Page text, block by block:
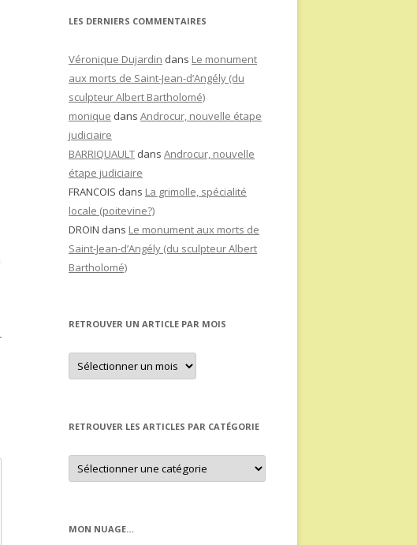
LES DERNIERS COMMENTAIRES
Véronique Dujardin dans Le monument
aux morts de Saint-Jean-d’Angély (du
sculpteur Albert Bartholomé)
monique dans Androcur, nouvelle étape
judiciaire
BARRIQUAULT dans Androcur, nouvelle
étape judiciaire
FRANCOIS dans La grimolle, spécialité
locale (poitevine?)
DROIN dans Le monument aux morts de
Saint-Jean-d’Angély (du sculpteur Albert
Bartholomé)
RETROUVER UN ARTICLE PAR MOIS
Retrouver
un
article
RETROUVER LES ARTICLES PAR CATÉGORIE
Retrouver
les
articles
MON NUAGE…